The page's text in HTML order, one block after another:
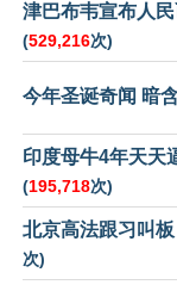
津巴布韦宣布人
(529,216次)
今年圣诞奇闻 暗
印度母牛4年天天
(195,718次)
北京高法跟习叫
次)